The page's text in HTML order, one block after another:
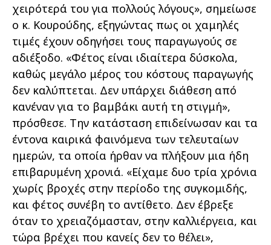
χειρότερά του για πολλούς λόγους», σημείωσε
ο κ. Κουρούδης, εξηγώντας πως οι χαμηλές
τιμές έχουν οδηγήσει τους παραγωγούς σε
αδιέξοδο. «Φέτος είναι ιδιαίτερα δύσκολα,
καθώς μεγάλο μέρος του κόστους παραγωγής
δεν καλύπτεται. Δεν υπάρχει διάθεση από
κανέναν για το βαμβάκι αυτή τη στιγμή»,
πρόσθεσε. Την κατάσταση επιδείνωσαν και τα
έντονα καιρικά φαινόμενα των τελευταίων
ημερών, τα οποία ήρθαν να πλήξουν μια ήδη
επιβαρυμένη χρονιά. «Είχαμε δυο τρία χρόνια
χωρίς βροχές στην περίοδο της συγκομιδής,
και φέτος συνέβη το αντίθετο. Δεν έβρεξε
όταν το χρειαζόμασταν, στην καλλιέργεια, και
τώρα βρέχει που κανείς δεν το θέλει»,